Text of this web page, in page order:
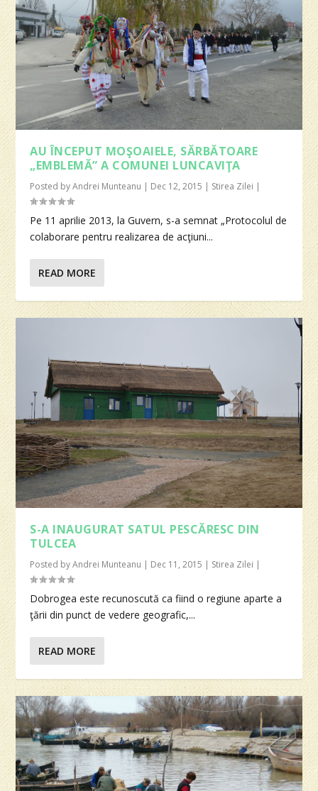
AU ÎNCEPUT MOŞOAIELE, SĂRBĂTOARE
„EMBLEMĂ” A COMUNEI LUNCAVIŢA
Posted byAndrei Munteanu | Dec 12, 2015 | Stirea Zilei |
Pe 11 aprilie 2013, la Guvern, s-a semnat „Protocolul de
colaborare pentru realizarea de acţiuni...
READ MORE
S-A INAUGURAT SATUL PESCĂRESC DIN
TULCEA
Posted byAndrei Munteanu | Dec 11, 2015 | Stirea Zilei |
Dobrogea este recunoscută ca fiind o regiune aparte a
ţării din punct de vedere geografic,...
READ MORE